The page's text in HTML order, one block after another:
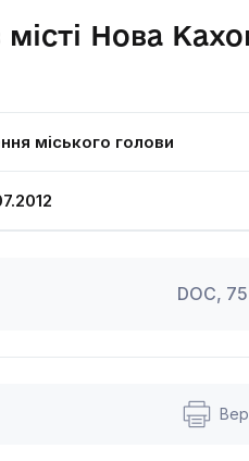
Нова
міського голови
DOC,